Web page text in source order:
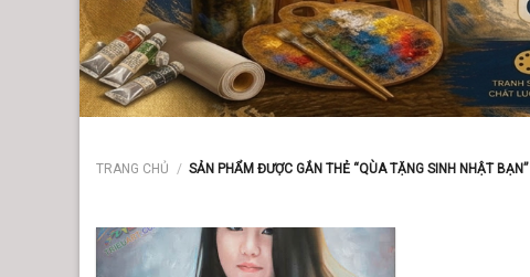
TRANG CHỦ / SẢN PHẨM ĐƯỢC GẮN THẺ “QÙA TẶNG SINH NHẬT BẠN”